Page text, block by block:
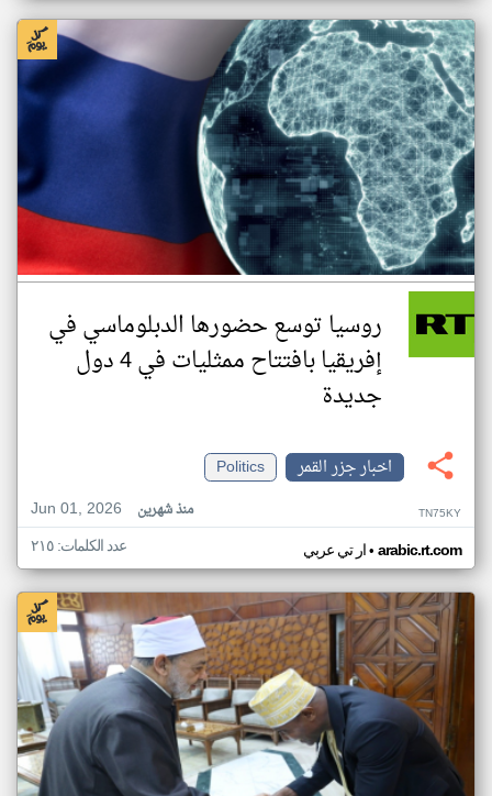
روسيا توسع حضورها الدبلوماسي في
إفريقيا بافتتاح ممثليات في 4 دول
جديدة
اخبار جزر القمر
Politics
Jun 01, 2026
منذ شهرين TN75KY
ار تي عربي• arabic.rt.com عدد الكلمات: ٢١٥